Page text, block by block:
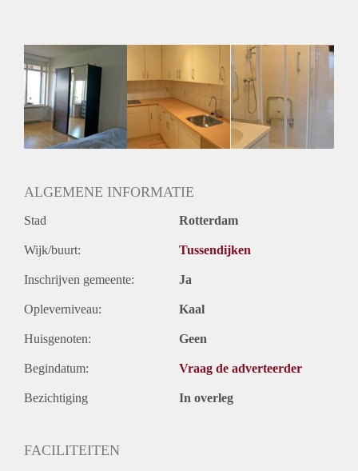
Huurtoeslag
Niet mogelijk
Inkomen eis
N.V.T.
Huurtermijn
Onbepaalde termijn
ALGEMENE INFORMATIE
Stad Rotterdam
Wijk/buurt: Tussendijken
Inschrijven gemeente: Ja
Opleverniveau: Kaal
Huisgenoten: Geen
Begindatum: Vraag de adverteerder
Bezichtiging In overleg
FACILITEITEN